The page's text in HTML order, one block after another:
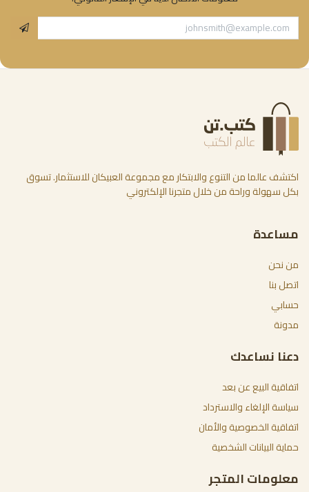
اكتشف عالما من التنوع والابتكار مع مجموعة العبيكان للاستثمار. تسوق
بكل سهولة وراحة من خلال متجرنا الإلكتروني
مساعدة
من نحن
اتصل بنا
حسابي
مدونة
دعنا نساعدك
اتفاقية البيع عن بعد
سياسة الإلغاء والاسترداد
اتفاقية الخصوصية والأمان
حماية البيانات الشخصية
معلومات المتجر